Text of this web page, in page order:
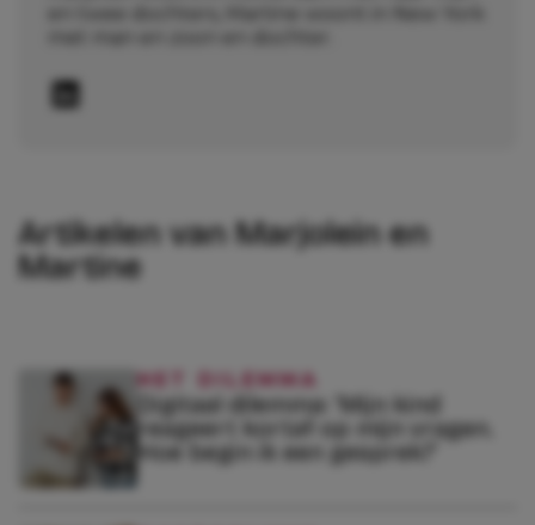
Artikelen van Marjolein en
Martine
HET DILEMMA
Digitaal dilemma: ‘Mijn kind
reageert kortaf op mijn vragen.
Hoe begin ik een gesprek?’